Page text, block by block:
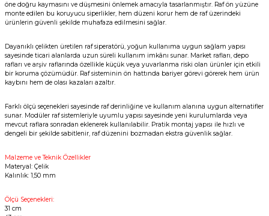
öne doğru kaymasını ve düşmesini önlemek amacıyla tasarlanmıştır. Raf ön yüzüne
monte edilen bu koruyucu siperlikler, hem düzeni korur hem de raf üzerindeki
ürünlerin güvenli şekilde muhafaza edilmesini sağlar.
Dayanıklı çelikten üretilen raf siperatörü, yoğun kullanıma uygun sağlam yapısı
sayesinde ticari alanlarda uzun süreli kullanım imkânı sunar. Market rafları, depo
rafları ve arşiv raflarında özellikle küçük veya yuvarlanma riski olan ürünler için etkili
bir koruma çözümüdür. Raf sisteminin ön hattında bariyer görevi görerek hem ürün
kaybını hem de olası kazaları azaltır.
Farklı ölçü seçenekleri sayesinde raf derinliğine ve kullanım alanına uygun alternatifler
sunar. Modüler raf sistemleriyle uyumlu yapısı sayesinde yeni kurulumlarda veya
mevcut raflara sonradan eklenerek kullanılabilir. Pratik montaj yapısı ile hızlı ve
dengeli bir şekilde sabitlenir, raf düzenini bozmadan ekstra güvenlik sağlar.
Malzeme ve Teknik Özellikler
Materyal: Çelik
Kalınlık: 1,50 mm
Ölçü Seçenekleri:
31 cm